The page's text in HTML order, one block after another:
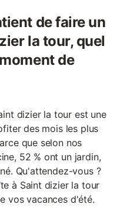
de faire un
la tour, quel
de
dizier la tour est une
des mois les plus
que selon nos
52 % ont un jardin,
Qu'attendez-vous ?
à Saint dizier la tour
vos vacances d'été.